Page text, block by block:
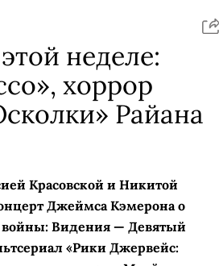
неделе:
хоррор
Райана
Красовской и Никитой
Джеймса Кэмерона о
Видения — Девятый
«Рики Джервейс: